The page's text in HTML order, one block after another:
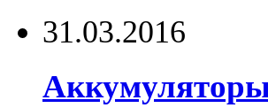
31.03.2016